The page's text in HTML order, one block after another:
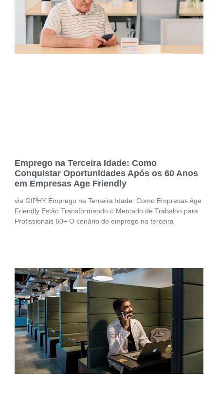
Emprego na Terceira Idade: Como
Conquistar Oportunidades Após os 60 Anos
em Empresas Age Friendly
via GIPHY Emprego na Terceira Idade: Como Empresas Age
Friendly Estão Transformando o Mercado de Trabalho para
Profissionais 60+ O cenário do emprego na terceira